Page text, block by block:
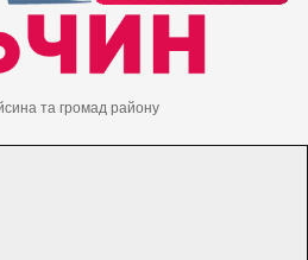
та громад району